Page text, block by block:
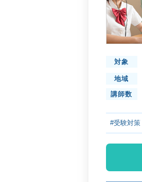
対象
地域
講師数
#受験対策